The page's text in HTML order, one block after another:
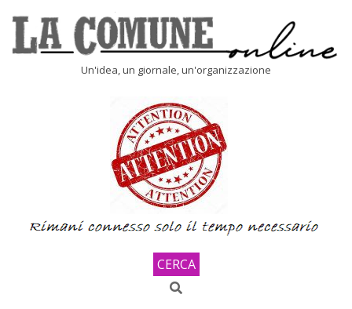
content
Un'idea, un giornale, un'organizzazione
CERCA
Search